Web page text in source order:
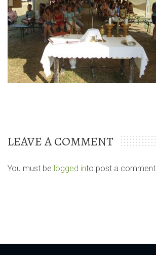
LEAVE A COMMENT
You must be logged into post a comment.